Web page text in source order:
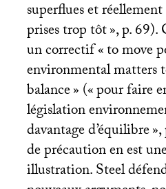
superflues et
prises trop tôt», p. 69).
un correctif «to move
environmental matters
balance» («pour faire
législation
davantage d’équilibre
de précaution en est
illustration. Steel